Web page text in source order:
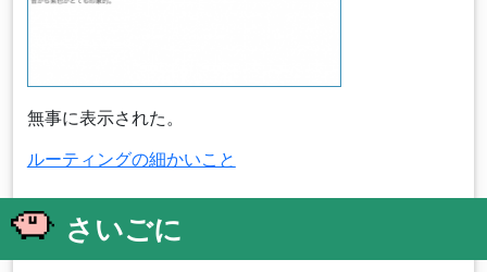
無事に表示された。
ルーティングの細かいこと
さいごに